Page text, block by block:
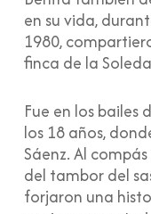
en su vida,
1980,
finca de la
Fue en los bailes
los 18 años,
Sáenz. Al
del tambor del
forjaron una